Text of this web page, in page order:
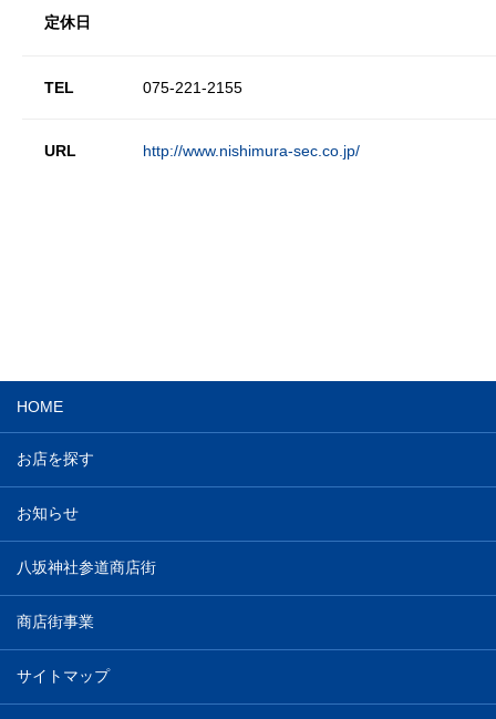
定休日
TEL 075-221-2155
URL http://www.nishimura-sec.co.jp/
HOME
お店を探す
お知らせ
八坂神社参道商店街
商店街事業
サイトマップ